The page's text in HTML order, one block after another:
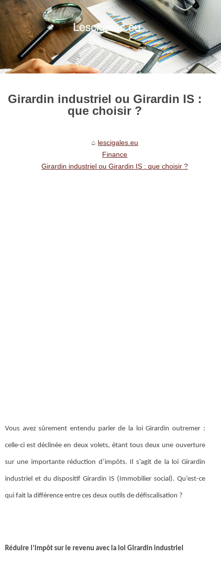
Girardin industriel ou Girardin IS :
que choisir ?
lescigales.eu
Finance
Girardin industriel ou Girardin IS : que choisir ?
Vous avez sûrement entendu parler de la loi Girardin outremer :
celle-ci est déclinée en deux volets, étant tous deux une ouverture
sur une importante réduction d’impôts. Il s’agit de la loi Girardin
industriel et du dispositif Girardin IS (Immobilier social). Qu’est-ce
qui fait la différence entre ces deux outils de défiscalisation ?
Réduire l’impôt sur le revenu avec la loi Girardin industriel